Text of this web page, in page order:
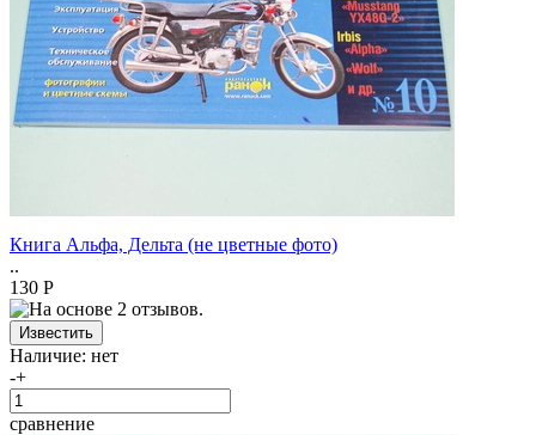
Книга Альфа, Дельта (не цветные фото)
..
130 Р
Наличие: нет
-+
сравнение